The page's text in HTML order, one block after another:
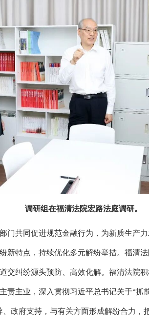
调研组在福清法院宏路法庭调研。
共同促进规范金融行为，为新质生产
新特点，持续优化多元解纷举措。福清
交纠纷源头预防、高效化解。福清法院
责主业，深入贯彻习近平总书记关于“抓
政府支持，与有关方面形成解纷合力，